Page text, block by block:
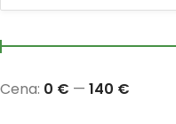
Cena: 0 € — 140 €